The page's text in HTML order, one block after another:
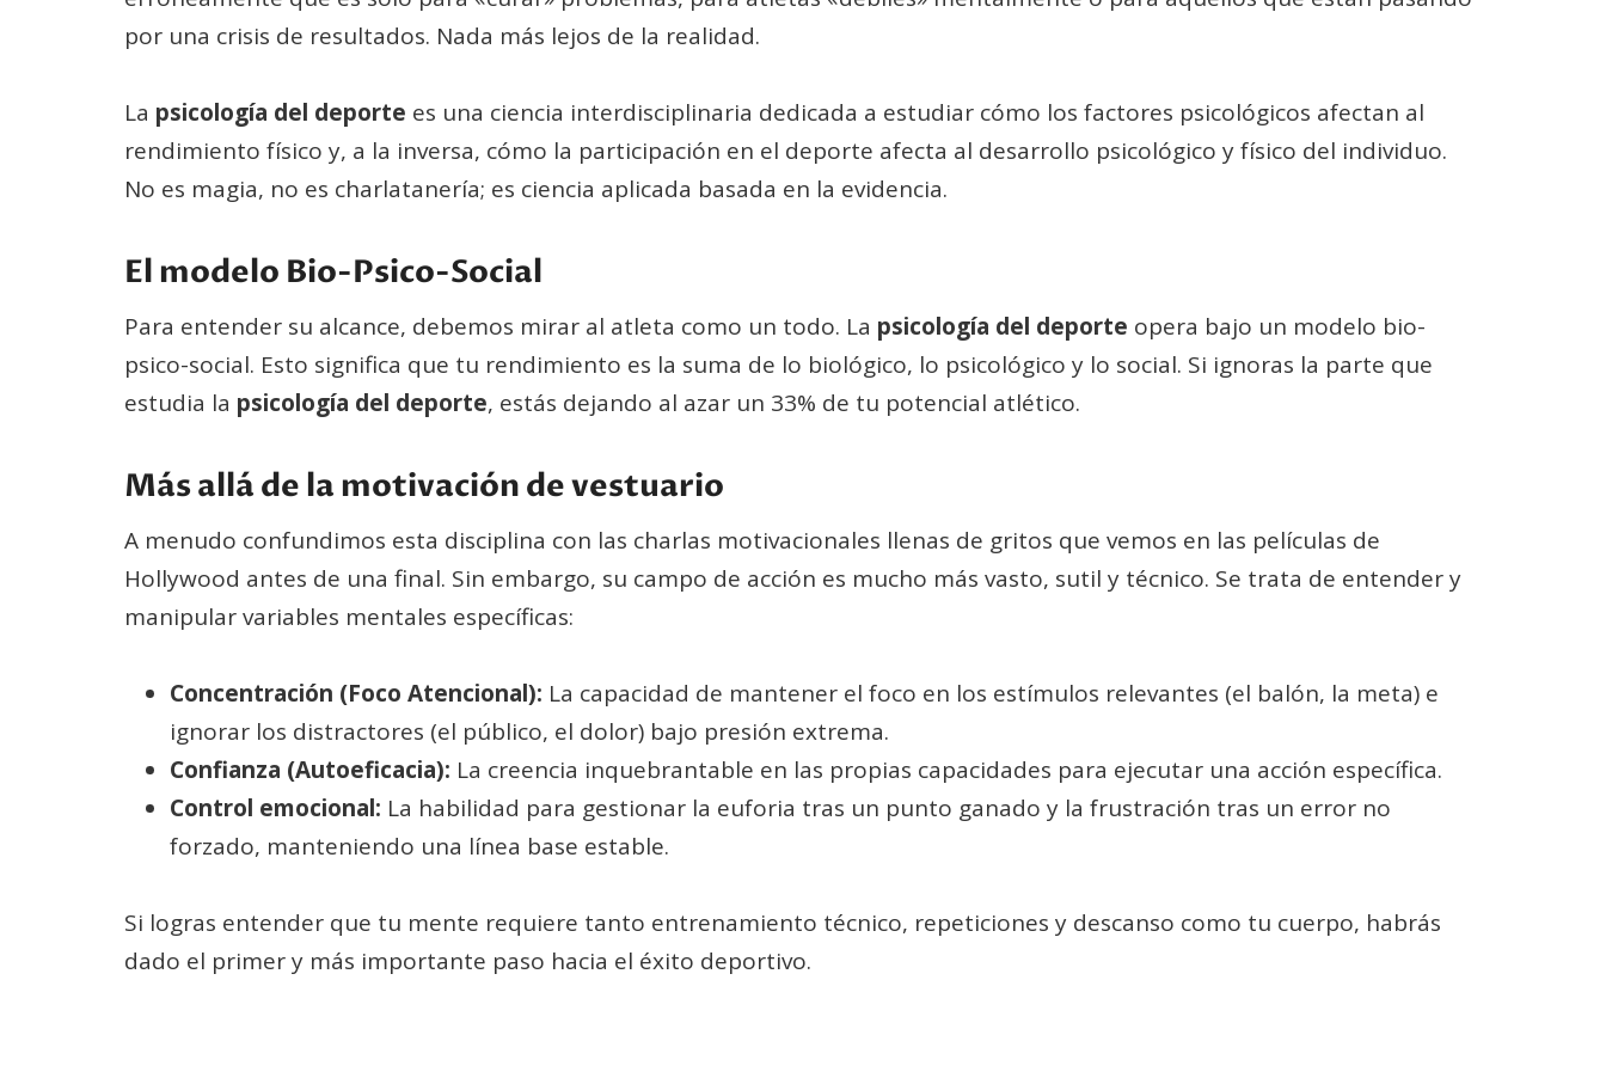
por una crisis de resultados. Nada más lejos de la realidad.
La psicología del deporte es una ciencia interdisciplinaria dedicada a estudiar cómo los factores psicológicos afectan al
rendimiento físico y, a la inversa, cómo la participación en el deporte afecta al desarrollo psicológico y físico del individuo.
No es magia, no es charlatanería; es ciencia aplicada basada en la evidencia.
El modelo Bio-Psico-Social
Para entender su alcance, debemos mirar al atleta como un todo. La psicología del deporte opera bajo un modelo bio-
psico-social. Esto significa que tu rendimiento es la suma de lo biológico, lo psicológico y lo social. Si ignoras la parte que
estudia la psicología del deporte, estás dejando al azar un 33% de tu potencial atlético.
Más allá de la motivación de vestuario
A menudo confundimos esta disciplina con las charlas motivacionales llenas de gritos que vemos en las películas de
Hollywood antes de una final. Sin embargo, su campo de acción es mucho más vasto, sutil y técnico. Se trata de entender y
manipular variables mentales específicas:
Concentración (Foco Atencional): La capacidad de mantener el foco en los estímulos relevantes (el balón, la meta) e
ignorar los distractores (el público, el dolor) bajo presión extrema.
Confianza (Autoeficacia): La creencia inquebrantable en las propias capacidades para ejecutar una acción específica.
Control emocional: La habilidad para gestionar la euforia tras un punto ganado y la frustración tras un error no
forzado, manteniendo una línea base estable.
Si logras entender que tu mente requiere tanto entrenamiento técnico, repeticiones y descanso como tu cuerpo, habrás
dado el primer y más importante paso hacia el éxito deportivo.